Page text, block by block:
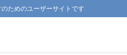
ためのユーザーサイトです